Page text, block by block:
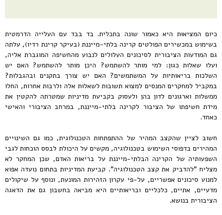
כיום המציאוּת היא כאמור שונה בתכלית. בד בבד עם העלייה הדרמטית
בשימוש במכשירים הפולטים קרינה בלתי-מייננת (בעיקר קרינת רדיו), עלתה
גם המודעות הציבורית לסיכונים העלולים לנבוע מהחשיפה המוגברת אליה,
ועלו שאלות כגון: למי מותר להשתמש? היכן מותר להשתמש? האם יש
השלכות בריאותיות על המשתמשים? האם יש צורך בתקנים ובהגבלות?
במקביל למחקרים המנסים למצוא תשובות לשאלות אלה ולרבות אחרות, החלו
ממשלות וארגונים לדון בהן ולעסוק בקביעת מדיניות שמטרתה להקטין את
מידת חשיפתו של הציבור לקרינה בלתי-מייננת, במרחב הציבורי והאישי
כאחד.
חשוב לציין שהקצב המהיר של ההתפתחות הטכנולוגית, כמו גם השינויים
המהירים בדפוסי השימוש בטכנולוגיה, מקשים על היכולת לבסס הוכחות לגבי
השפעותיה של הקרינה הבלתי-מייננת על בריאות האדם, שכן המחקר לא
מצליח "להדביק את קצב הטכנולוגיה". קביעת המדיניות בתחום נועדה אפוא
למנוע סיכונים אפשריים, על-פי עקרון הזהירות המונעת, ונוסף על שיקולים
מדעיים, אתיים, כלכליים ובריאותיים היא מביאה בחשבון גם את הדאגה
הציבורית בנושא.